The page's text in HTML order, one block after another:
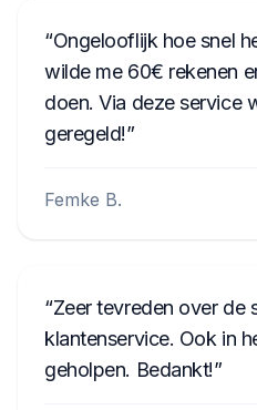
Ongelooflijk hoe snel
wilde me 60€ rekenen
doen. Via deze service
geregeld!
Femke B.
Zeer tevreden over de
klantenservice. Ook in
geholpen. Bedankt!